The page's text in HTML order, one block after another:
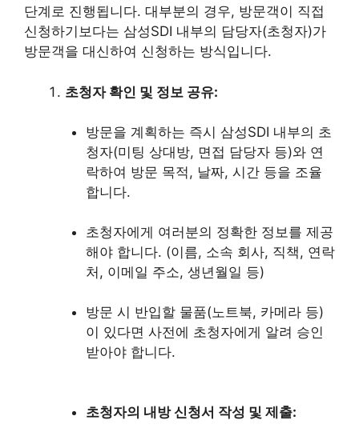
단계로 진행됩니다. 대부분의 경우, 방문객이 직접
신청하기보다는 삼성SDI 내부의 담당자(초청자)가
방문객을 대신하여 신청하는 방식입니다.
초청자 확인 및 정보 공유:
방문을 계획하는 즉시 삼성SDI 내부의 초
청자(미팅 상대방, 면접 담당자 등)와 연
락하여 방문 목적, 날짜, 시간 등을 조율
합니다.
초청자에게 여러분의 정확한 정보를 제공
해야 합니다. (이름, 소속 회사, 직책, 연락
처, 이메일 주소, 생년월일 등)
방문 시 반입할 물품(노트북, 카메라 등)
이 있다면 사전에 초청자에게 알려 승인
받아야 합니다.
초청자의 내방 신청서 작성 및 제출: